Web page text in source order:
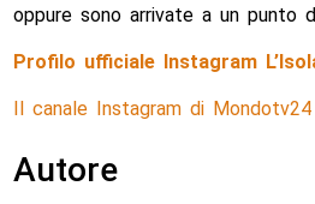
oppure sono arrivate a un punto
Profilo ufficiale Instagram
Il canale Instagram di Mondotv24
Autore